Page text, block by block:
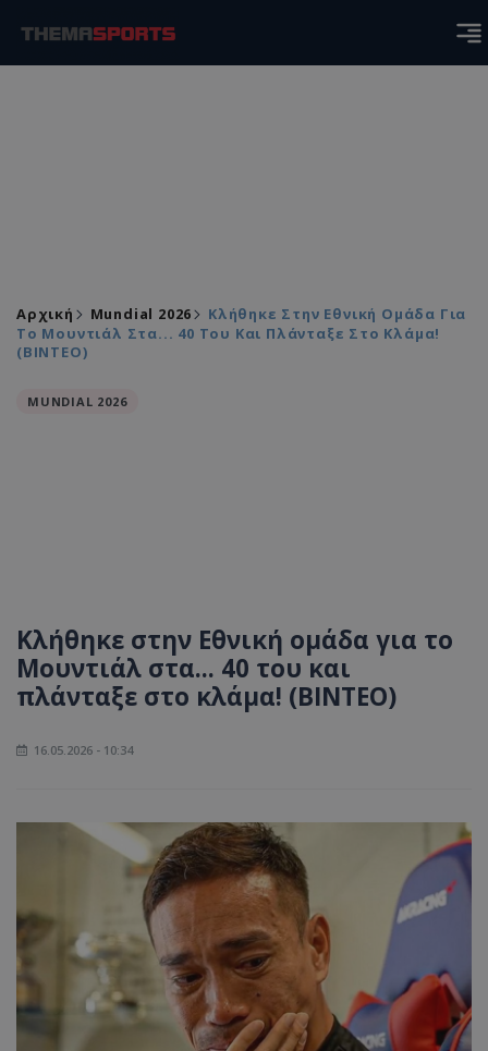
Αρχική Mundial 2026
Κλήθηκε Στην Εθνική Ομάδα Για
Το Μουντιάλ Στα... 40 Του Και Πλάνταξε Στο Κλάμα!
(ΒΙΝΤΕΟ)
MUNDIAL 2026
Κλήθηκε στην Εθνική ομάδα για το
Μουντιάλ στα... 40 του και
πλάνταξε στο κλάμα! (ΒΙΝΤΕΟ)
16.05.2026 - 10:34